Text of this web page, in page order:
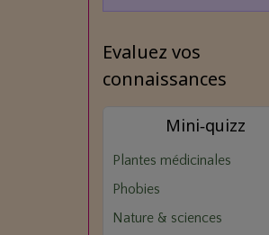
Evaluez vos
connaissances
Mini‑quizz
Plantes médicinales
Phobies
Nature & sciences